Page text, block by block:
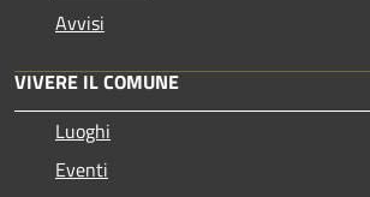
Avvisi
VIVERE IL COMUNE
Luoghi
Eventi